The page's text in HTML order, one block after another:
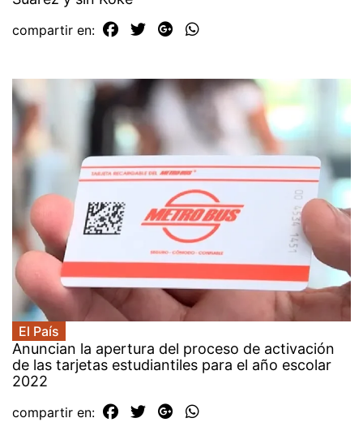
compartir en:
El País
Anuncian la apertura del proceso de activación
de las tarjetas estudiantiles para el año escolar
2022
compartir en: